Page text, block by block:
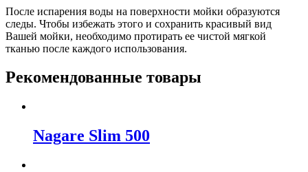
После испарения воды на поверхности мойки образуются
следы. Чтобы избежать этого и сохранить красивый вид
Вашей мойки, необходимо протирать ее чистой мягкой
тканью после каждого использования.
Рекомендованные товары
Nagare Slim 500